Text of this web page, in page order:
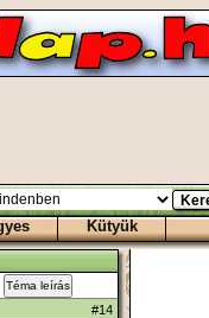
Kütyük
Téma leírás
#14